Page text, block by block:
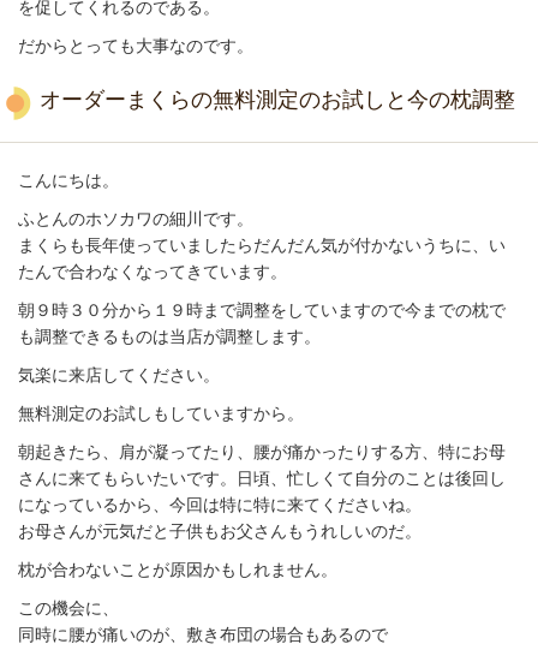
を促してくれるのである。
だからとっても大事なのです。
オーダーまくらの無料測定のお試しと今の枕調整
こんにちは。
ふとんのホソカワの細川です。
まくらも長年使っていましたらだんだん気が付かないうちに、い
たんで合わなくなってきています。
朝９時３０分から１９時まで調整をしていますので今までの枕で
も調整できるものは当店が調整します。
気楽に来店してください。
無料測定のお試しもしていますから。
朝起きたら、肩が凝ってたり、腰が痛かったりする方、特にお母
さんに来てもらいたいです。
日頃、忙しくて自分のことは後回し
になっているから、今回は特に特に来てくださいね。
お母さんが元気だと子供もお父さんもうれしいのだ。
枕が合わないことが原因かもしれません。
この機会に、
同時に腰が痛いのが、敷き布団の場合もあるので